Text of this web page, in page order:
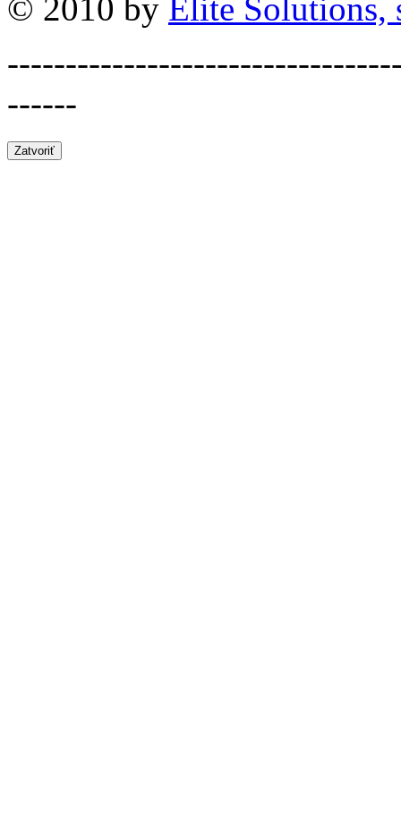
© 2010 by Elite Solutions,
------